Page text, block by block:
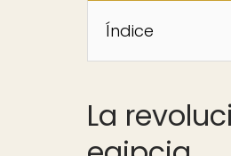
Índice
La